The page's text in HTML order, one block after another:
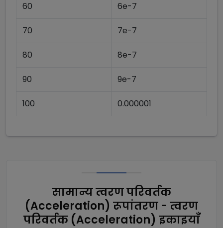
60 6e-7
70 7e-7
80 8e-7
90 9e-7
100 0.000001
सामान्य त्वरण परिवर्तक
(Acceleration) रूपांतरण - त्वरण
परिवर्तक (Acceleration) इकाइयाँ